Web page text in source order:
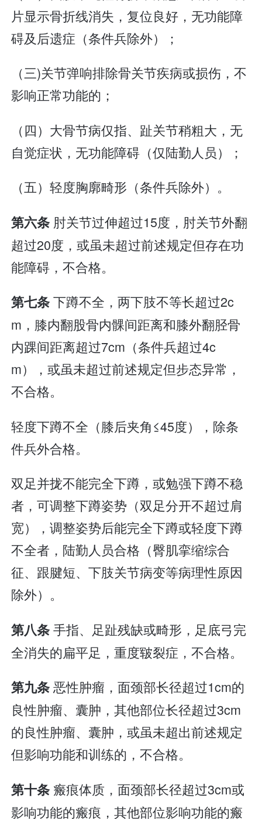
片显示骨折线消失，复位良好，无功能障
碍及后遗症（条件兵除外）；
（三)关节弹响排除骨关节疾病或损伤，不
影响正常功能的；
（四）大骨节病仅指、趾关节稍粗大，无
自觉症状，无功能障碍（仅陆勤人员）；
（五）轻度胸廓畸形（条件兵除外）。
第六条 肘关节过伸超过15度，肘关节外翻
超过20度，或虽未超过前述规定但存在功
能障碍，不合格。
第七条下蹲不全，两下肢不等长超过2c
m，膝内翻股骨内髁间距离和膝外翻胫骨
内踝间距离超过7cm（条件兵超过4c
m），或虽未超过前述规定但步态异常，
不合格。
轻度下蹲不全（膝后夹角≤45度），除条
件兵外合格。
双足并拢不能完全下蹲，或勉强下蹲不稳
者，可调整下蹲姿势（双足分开不超过肩
宽），调整姿势后能完全下蹲或轻度下蹲
不全者，陆勤人员合格（臀肌挛缩综合
征、跟腱短、下肢关节病变等病理性原因
除外）。
第八条手指、足趾残缺或畸形，足底弓完
全消失的扁平足，重度皲裂症，不合格。
第九条恶性肿瘤，面颈部长径超过1cm的
良性肿瘤、囊肿，其他部位长径超过3cm
的良性肿瘤、囊肿，或虽未超出前述规定
但影响功能和训练的，不合格。
第十条 瘢痕体质，面颈部长径超过3cm或
影响功能的瘢痕，其他部位影响功能的瘢